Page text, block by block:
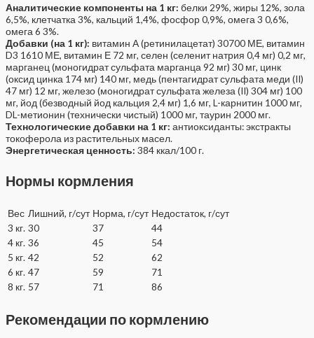
Аналитические компоненты на 1 кг: белки 29%, жиры 12%, зола
6,5%, клетчатка 3%, кальций 1,4%, фосфор 0,9%, омега 3 0,6%,
омега 6 3%.
Добавки (на 1 кг): витамин А (ретинилацетат) 30700 МЕ, витамин
D3 1610 МЕ, витамин Е 72 мг, селен (селенит натрия 0,4 мг) 0,2 мг,
марганец (моногидрат сульфата марганца 92 мг) 30 мг, цинк
(оксид цинка 174 мг) 140 мг, медь (пентагидрат сульфата меди (II)
47 мг) 12 мг, железо (моногидрат сульфата железа (II) 304 мг) 100
мг, йод (безводный йод кальция 2,4 мг) 1,6 мг, L-карнитин 1000 мг,
DL-метионин (технически чистый) 1000 мг, таурин 2000 мг.
Технологические добавки на 1 кг: антиоксиданты: экстракты
токоферола из растительных масел.
Энергетическая ценность: 384 ккал/100 г.
Нормы кормления
Вес Лишний, г/сут Норма, г/сут Недостаток, г/сут
3 кг. 30 37
44
4 кг. 36 45
54
5 кг. 42 52
62
6 кг. 47 59
71
8 кг. 57 71 86
Рекомендации по кормлению